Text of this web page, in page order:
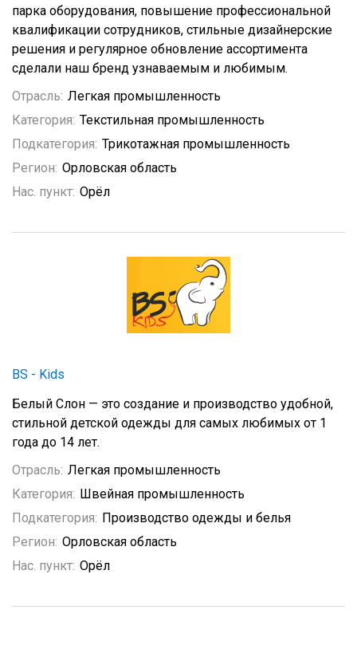
парка оборудования, повышение профессиональной
квалификации сотрудников, стильные дизайнерские
решения и регулярное обновление ассортимента
сделали наш бренд узнаваемым и любимым.
Отрасль: Легкая промышленность
Категория: Текстильная промышленность
Подкатегория: Трикотажная промышленность
Регион: Орловская область
Нас. пункт: Орёл
BS - Kids
Белый Слон — это создание и производство удобной,
стильной детской одежды для самых любимых от 1
года до 14 лет.
Отрасль: Легкая промышленность
Категория: Швейная промышленность
Подкатегория: Производство одежды и белья
Регион: Орловская область
Нас. пункт: Орёл